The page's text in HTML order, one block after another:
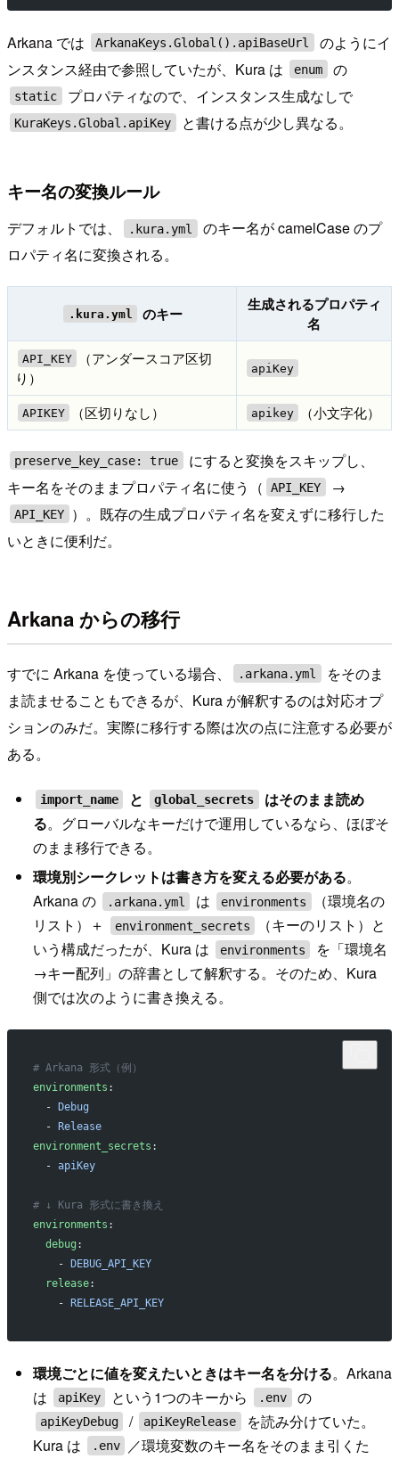
Arkana では ArkanaKeys.Global().apiBaseUrl
のようにイ
ンスタンス経由で参照していたが、Kura は
enum の
static プロパティなので、インスタンス生成なしで
KuraKeys.Global.apiKey と書ける点が少し異なる。
キー名の変換ルール
デフォルトでは、 .kura.yml
のキー名が camelCase のプ
ロパティ名に変換される。
.kura.yml のキー
生成されるプロパティ
名
API_KEY
（アンダースコア区切
り）
apiKey
APIKEY （区切りなし） apikey （小文字化）
preserve_key_case: true
にすると変換をスキップし、
キー名をそのままプロパティ名に使う（
API_KEY →
API_KEY
）。既存の生成プロパティ名を変えずに移行した
いときに便利だ。
Arkana からの移行
すでに Arkana を使っている場合、 .arkana.yml
をそのま
ま読ませることもできるが、Kura が解釈するのは対応オプ
ションのみだ。実際に移行する際は次の点に注意する必要が
ある。
import_name と global_secrets
はそのまま読め
る。グローバルなキーだけで運用しているなら、ほぼそ
のまま移行できる。
環境別シークレットは書き方を変える必要がある。
Arkana の
.arkana.yml は environments
（環境名の
リスト）＋
environment_secrets
（キーのリスト）と
いう構成だったが、Kura は
environments
を「環境名
→キー配列」の辞書として解釈する。そのため、Kura
側では次のように書き換える。
# Arkana 形式（例）
environments :
  -
Debug
  -
Release
environment_secrets :
  -
apiKey
# ↓ Kura 形式に書き換え
environments :
  debug
:
    -
DEBUG_API_KEY
  release
:
    -
RELEASE_API_KEY
環境ごとに値を変えたいときはキー名を分ける。Arkana
は
apiKey という1つのキーから .env の
apiKeyDebug / apiKeyRelease
を読み分けていた。
Kura は
.env
／環境変数のキー名をそのまま引くた